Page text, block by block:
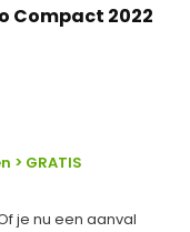
Compact 2022
GRATIS
je nu een aanval